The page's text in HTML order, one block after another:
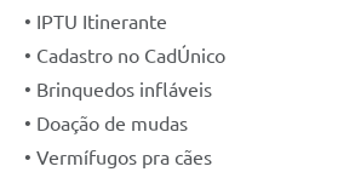
• IPTU Itinerante
• Cadastro no CadÚnico
• Brinquedos infláveis
• Doação de mudas
• Vermífugos pra cães